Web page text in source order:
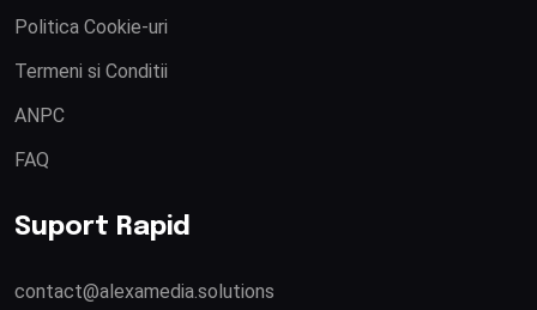
Politica Cookie-uri
Termeni si Conditii
ANPC
FAQ
Suport Rapid
contact@alexamedia.solutions